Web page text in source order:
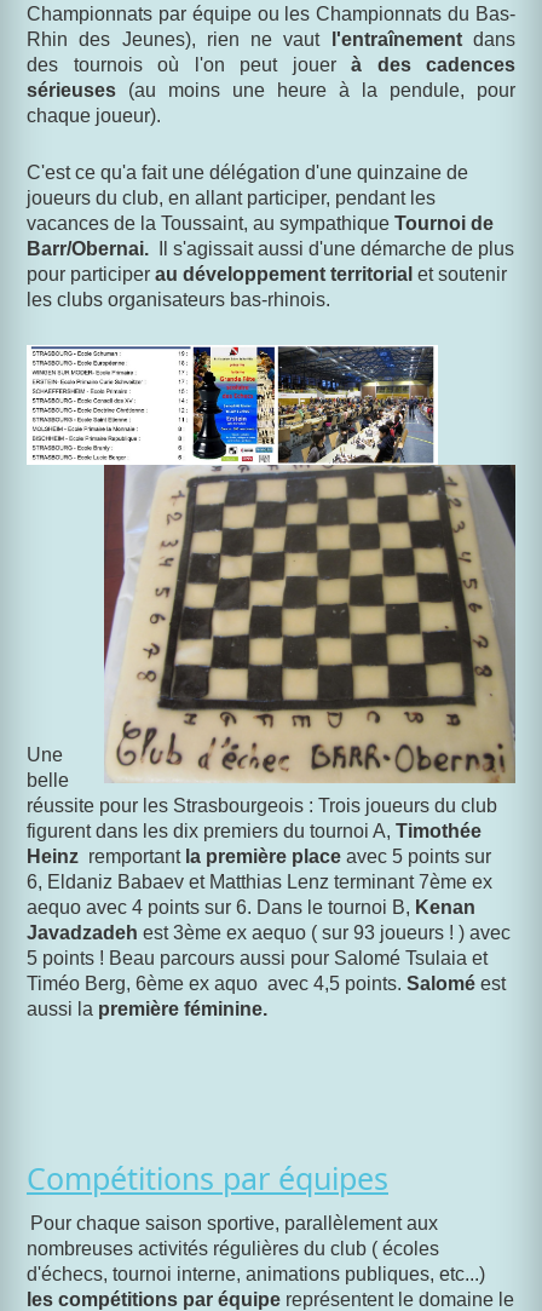
Championnats par équipe ou les Championnats du Bas-
Rhin des Jeunes), rien ne vaut
l'entraînementdans
des tournois où l'on peut jouer à des cadences
sérieuses (au moins une heure à la pendule, pour
chaque joueur).
C'est ce qu'a fait une délégation d'une quinzaine de
joueurs du club, en allant participer, pendant les
vacances de la Toussaint, au sympathique Tournoi de
Barr/Obernai.
Il s'agissait aussi d'une démarche de plus
pour participer au développement territorial et soutenir
les clubs organisateurs bas-rhinois.
Une
belle
réussite pour les Strasbourgeois : Trois joueurs du club
figurent dans les dix premiers du tournoi A, Timothée
Heinz remportant la première place avec 5 points sur
6, Eldaniz Babaev et Matthias Lenz terminant 7ème ex
aequo avec 4 points sur 6. Dans le tournoi B, Kenan
Javadzadeh est 3ème ex aequo ( sur 93 joueurs ! ) avec
5 points ! Beau parcours aussi pour Salomé Tsulaia et
Timéo Berg, 6ème ex aquo avec 4,5 points. Salomé est
aussi la première féminine.
Compétitions par équipes
Pour chaque saison sportive, parallèlement aux
nombreuses activités régulières du club ( écoles
d'échecs, tournoi interne, animations publiques, etc...)
les compétitions par équipe représentent le domaine le